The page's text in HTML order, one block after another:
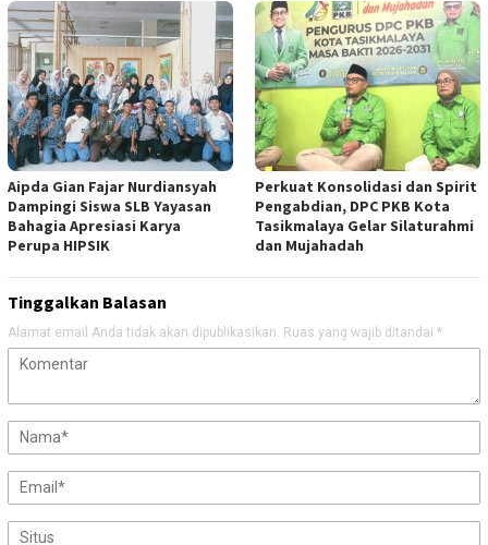
Aipda Gian Fajar Nurdiansyah
Dampingi Siswa SLB Yayasan
Bahagia Apresiasi Karya
Perupa HIPSIK
Perkuat Konsolidasi dan Spirit
Pengabdian, DPC PKB Kota
Tasikmalaya Gelar Silaturahmi
dan Mujahadah
Tinggalkan Balasan
Alamat email Anda tidak akan dipublikasikan. Ruas yang wajib ditandai *